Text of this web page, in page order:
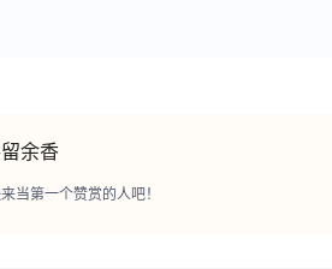
余香
当第一个赞赏的人吧！